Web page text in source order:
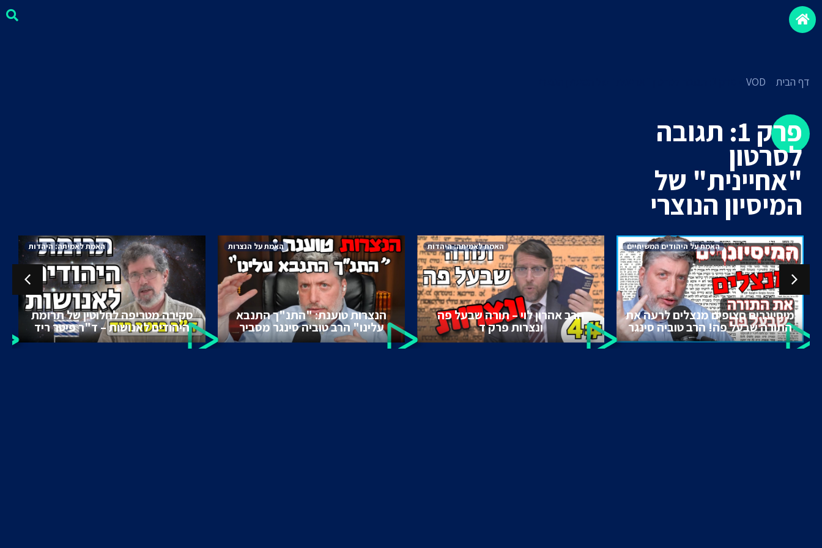
דף הבית VOD
פרק 1: תגובה
לסרטון
"אחיינית" של
המיסיון הנוצרי
האמת על היהודים המשיחיים
מיסיונרים חצופים מנצלים לרעה את
התורה שבעל פה! הרב טוביה סינגר
האמת לאמיתה: היהדות
הרב אהרון לוי – תורה שבעל פה
ונצרות פרק ד
האמת על הנצרות
הנצרות טוענת: "התנ"ך התנבא
עלינו" הרב טוביה סינגר מסביר
האמת לאמיתה: היהדות
סקירה מטריפה לחלוטין של תרומת
היהודים לאנושות – ד"ר פיטר ריד